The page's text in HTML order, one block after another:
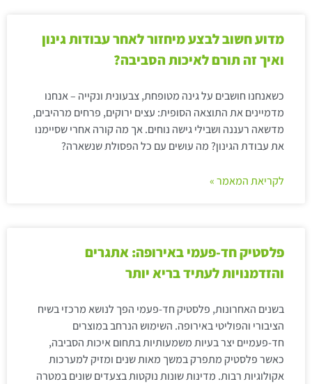
מדוע חשוב לבצע מיחזור לאחר עבודות גינון
ואיך זה תורם לאיכות הסביבה?
כשאנחנו חושבים על גינה מטופחת, צבעונית ונקייה – אנחנו
מדמיינים את התוצאה הסופית: עצים ירוקים, פרחים מרהיבים,
מדשאה רעננה ושבילי גישה נוחים. אך מה קורה אחרי שסיימנו
את עבודת הגינון? מה עושים עם כל הפסולת שנשארה?
לקריאת המאמר »
פלסטיק חד-פעמי באירופה: אתגרים
והזדמנויות לעתיד בריא יותר
בשנים האחרונות, פלסטיק חד-פעמי הפך לנושא מרכזי בשיח
הציבורי והפוליטי באירופה. השימוש הנרחב במוצרים
חד-פעמיים יצר בעיות משמעותיות בתחום איכות הסביבה,
כאשר פלסטיק מתפרק במשך מאות שנים ומזיק למערכות
אקולוגיות רבות. מדינות שונות נוקטות בצעדים שונים במטרה